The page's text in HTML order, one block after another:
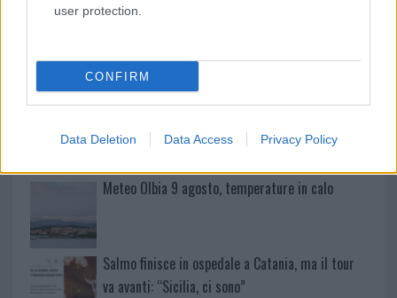
user protection.
CONFIRM
Data Deletion Data Access Privacy Policy
un ferito
Sangue, musica e solidarietà con Avis Olbia al
Delta Center
Meteo Olbia 9 agosto, temperature in calo
Salmo finisce in ospedale a Catania, ma il tour
va avanti: “Sicilia, ci sono”